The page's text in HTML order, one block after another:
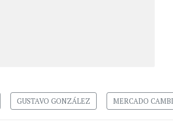
GUSTAVO GONZÁLEZ MERCADO